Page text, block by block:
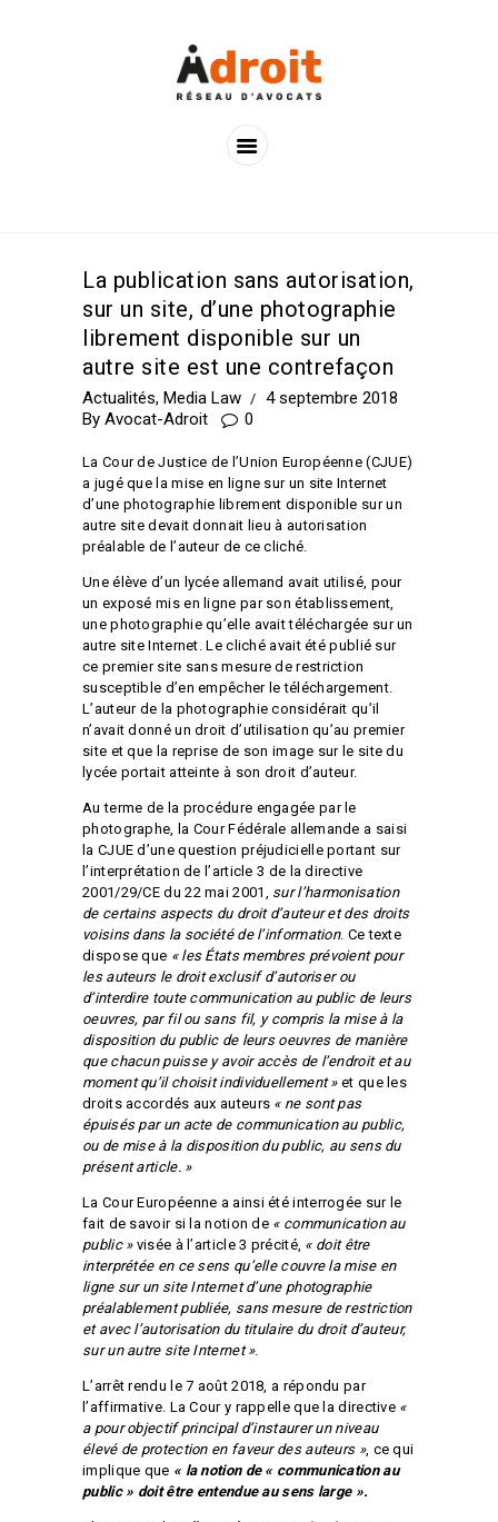
ACCUEIL
LES AVOCATS
CONTACTS
La publication sans autorisation,
sur un site, d’une photographie
librement disponible sur un
autre site est une contrefaçon
Actualités, Media Law
4 septembre 2018
By Avocat-Adroit 0
La Cour de Justice de l’Union Européenne (CJUE)
a jugé que la mise en ligne sur un site Internet
d’une photographie librement disponible sur un
autre site devait donnait lieu à autorisation
préalable de l’auteur de ce cliché.
Une élève d’un lycée allemand avait utilisé, pour
un exposé mis en ligne par son établissement,
une photographie qu’elle avait téléchargée sur un
autre site Internet. Le cliché avait été publié sur
ce premier site sans mesure de restriction
susceptible d’en empêcher le téléchargement.
L’auteur de la photographie considérait qu’il
n’avait donné un droit d’utilisation qu’au premier
site et que la reprise de son image sur le site du
lycée portait atteinte à son droit d’auteur.
Au terme de la procédure engagée par le
photographe, la Cour Fédérale allemande a saisi
la CJUE d’une question préjudicielle portant sur
l’interprétation de l’article 3 de la directive
2001/29/CE du 22 mai 2001, sur l’harmonisation
de certains aspects du droit d’auteur et des droits
voisins dans la société de l’information. Ce texte
dispose que « les États membres prévoient pour
les auteurs le droit exclusif d’autoriser ou
d’interdire toute communication au public de leurs
oeuvres, par fil ou sans fil, y compris la mise à la
disposition du public de leurs oeuvres de manière
que chacun puisse y avoir accès de l’endroit et au
moment qu’il choisit individuellement »et que les
droits accordés aux auteurs « ne sont pas
épuisés par un acte de communication au public,
ou de mise à la disposition du public, au sens du
présent article. »
La Cour Européenne a ainsi été interrogée sur le
fait de savoir si la notion de « communication au
public » visée à l’article 3 précité, « doit être
interprétée en ce sens qu’elle couvre la mise en
ligne sur un site Internet d’une photographie
préalablement publiée, sans mesure de restriction
et avec l’autorisation du titulaire du droit d’auteur,
sur un autre site Internet ».
L’arrêt rendu le 7 août 2018, a répondu par
l’affirmative. La Cour y rappelle que la directive «
a pour objectif principal d’instaurer un niveau
élevé de protection en faveur des auteurs », ce qui
implique que « la notion de « communication au
public » doit être entendue au sens large ».